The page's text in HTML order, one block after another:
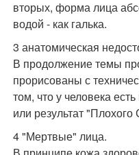
вторых, форма лица
водой - как галька.
3 анатомическая
В продолжение темы
прорисованы с
том, что у человека
или результат
4 "Мертвые" лица.